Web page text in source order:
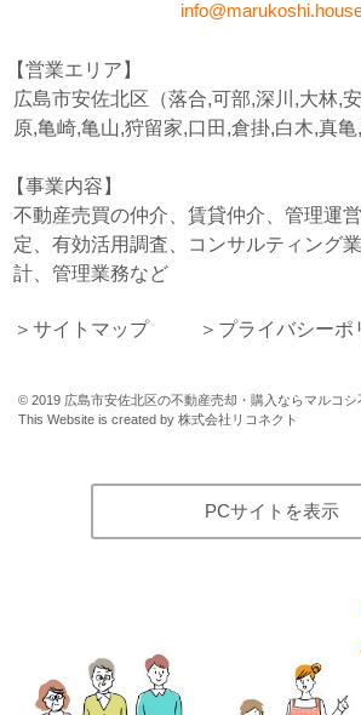
営業エリア
広島市安佐北区（落合,可部,深川,大林,
原,亀崎,亀山,狩留家,口田,倉掛,白木,真亀,
事業内容
不動産売買の仲介、賃貸仲介、管理運
定、有効活用調査、コンサルティング
計、管理業務など
サイトマップ プライバシーポ
© 2019 広島市安佐北区の不動産売却・購入ならマルコシ
This Website is created by 株式会社リコネクト
PCサイトを表示